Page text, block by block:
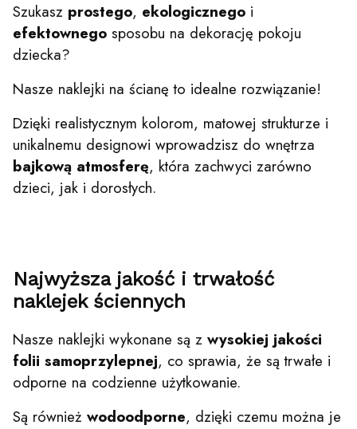
Szukasz prostego, ekologicznego i
efektownego sposobu na dekorację pokoju
dziecka?
Nasze naklejki na ścianę to idealne rozwiązanie!
Dzięki realistycznym kolorom, matowej strukturze i
unikalnemu designowi wprowadzisz do wnętrza
bajkową atmosferę, która zachwyci zarówno
dzieci, jak i dorosłych.
Najwyższa jakość i trwałość
naklejek ściennych
Nasze naklejki wykonane są z wysokiej jakości
folii samoprzylepnej, co sprawia, że są trwałe i
odporne na codzienne użytkowanie.
Są również wodoodporne, dzięki czemu można je